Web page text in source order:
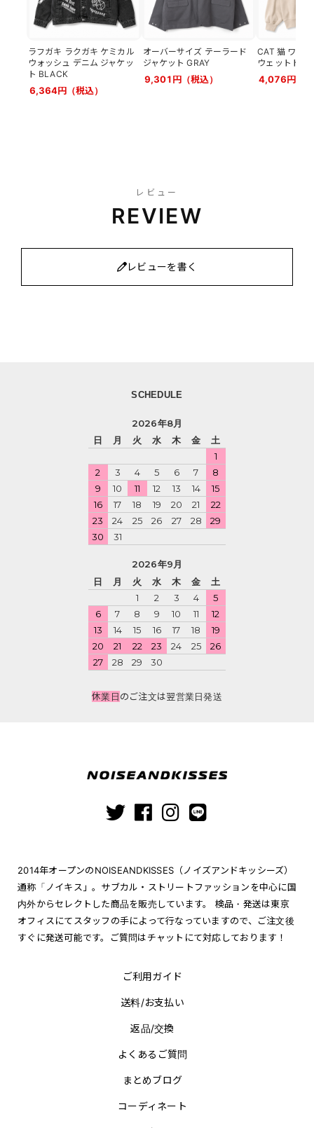
ラフガキ ラクガキ ケミカル
ウォッシュ デニム ジャケッ
ト BLACK
6,364円（税込）
オーバーサイズ テーラード
ジャケット GRAY
9,301円（税込）
CAT 猫 ワン
ウェットトッ
4,076円（
レビュー
REVIEW
レビューを書く
SCHEDULE
2026年8月
日
月 火 水 木 金
土
1
2
3 4 5 6 7
8
9
10 11 12 13 14
15
16
17 18 19 20 21
22
23
24 25 26 27 28
29
30
31
2026年9月
日
月 火 水 木 金
土
1
2 3 4
5
6
7 8 9 10 11
12
13
14 15 16 17 18
19
20
21 22 23 24 25
26
27
28 29 30
休業日のご注文は翌営業日発送
2014年オープンのNOISEANDKISSES（ノイズアンドキッシーズ）
通称「ノイキス」。サブカル・ストリートファッションを中心に国
内外からセレクトした商品を販売しています。 検品・発送は東京
オフィスにてスタッフの手によって行なっていますので、ご注文後
すぐに発送可能です。ご質問はチャットにて対応しております！
ご利用ガイド
送料/お支払い
返品/交換
よくあるご質問
まとめブログ
コーディネート